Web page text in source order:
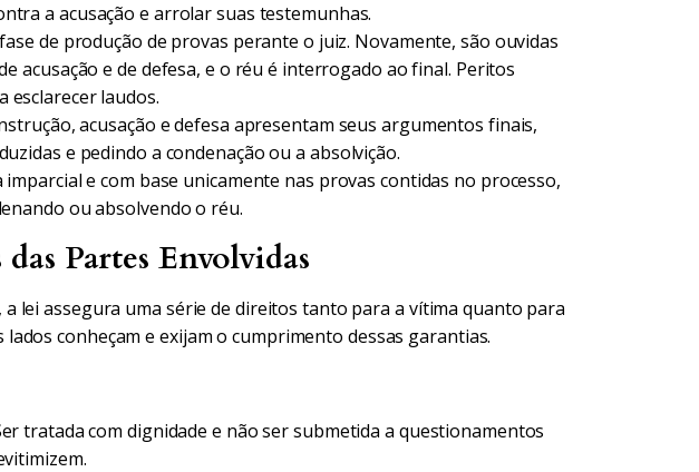
a acusação e arrolar suas testemunhas.
de produção de provas perante o juiz. Novamente, são ouvidas
acusação e de defesa, e o réu é interrogado ao final. Peritos
esclarecer laudos.
acusação e defesa apresentam seus argumentos finais,
e pedindo a condenação ou a absolvição.
imparcial e com base unicamente nas provas contidas no processo,
ou absolvendo o réu.
Partes Envolvidas
lei assegura uma série de direitos tanto para a vítima quanto para
lados conheçam e exijam o cumprimento dessas garantias.
tratada com dignidade e não ser submetida a questionamentos